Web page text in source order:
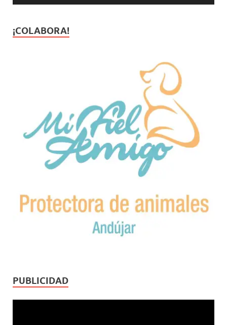
¡COLABORA!
PUBLICIDAD